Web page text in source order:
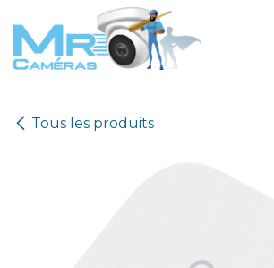
Se rendre au contenu
Tous les produits